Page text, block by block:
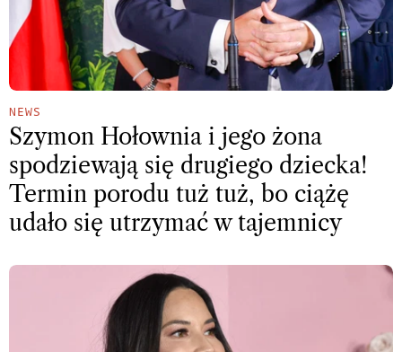
NEWS
Szymon Hołownia i jego żona
spodziewają się drugiego dziecka!
Termin porodu tuż tuż, bo ciążę
udało się utrzymać w tajemnicy